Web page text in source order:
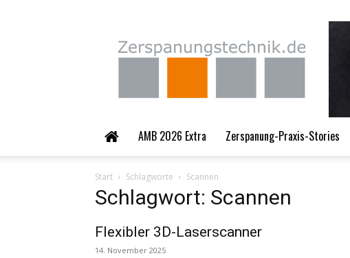
Zerspanungstechnik.de
AMB 2026 Extra Zerspanung-Praxis-Stories
Start Schlagworte Scannen
Schlagwort: Scannen
Flexibler 3D-Laserscanner
14. November 2025